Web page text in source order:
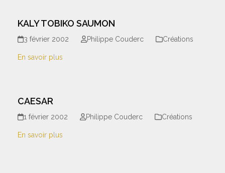
KALY TOBIKO SAUMON
3 février 2002 Philippe Couderc Créations
En savoir plus
CAESAR
1 février 2002 Philippe Couderc Créations
En savoir plus